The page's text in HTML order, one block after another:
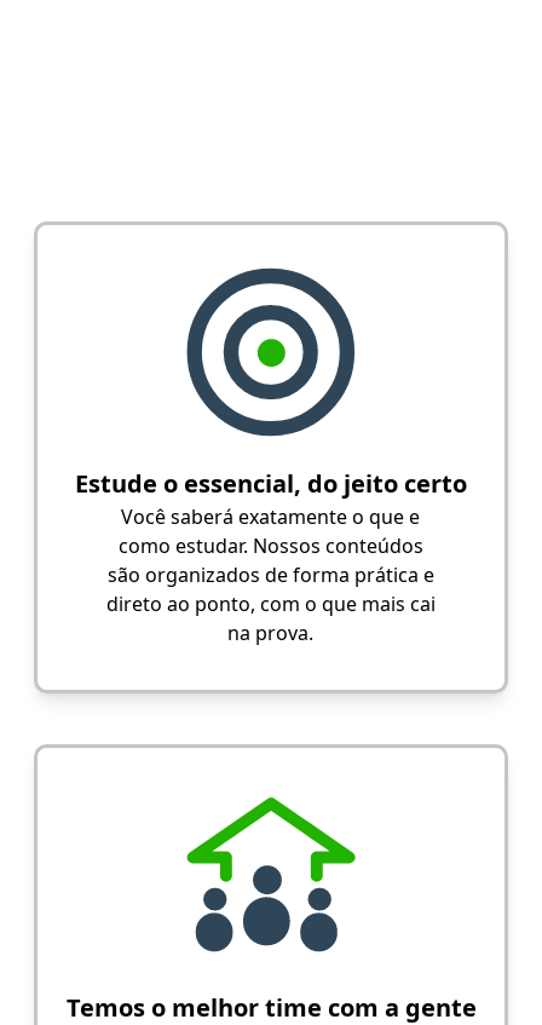
Estude o essencial, do jeito certo
Você saberá exatamente o que e
como estudar. Nossos conteúdos
são organizados de forma prática e
direto ao ponto, com o que mais cai
na prova.
Temos o melhor time com a gente